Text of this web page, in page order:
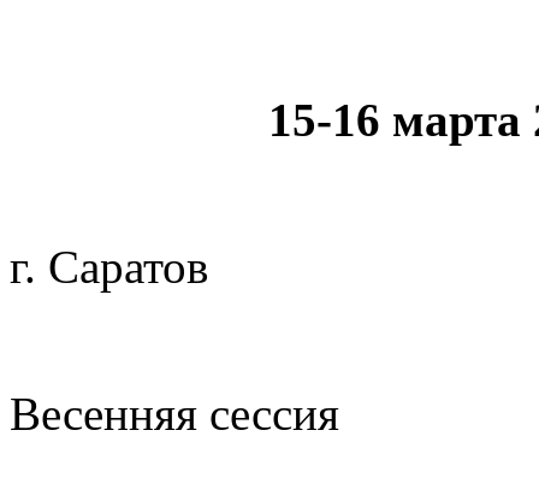
15-16 марта
г. Саратов
Весенняя сессия